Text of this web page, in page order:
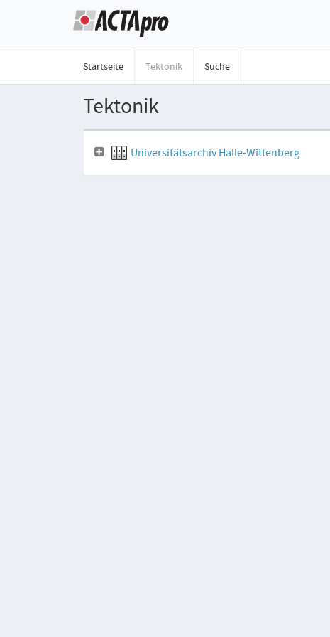
Startseite Tektonik Suche
Tektonik
Universitätsarchiv Halle-Wittenberg